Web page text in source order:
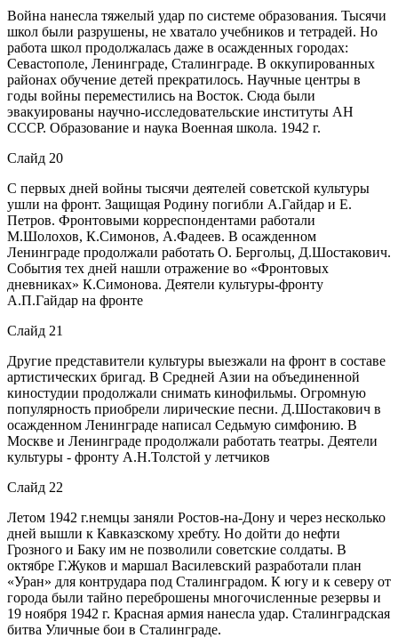
Война нанесла тяжелый удар по системе образования. Тысячи
школ были разрушены, не хватало учебников и тетрадей. Но
работа школ продолжалась даже в осажденных городах:
Севастополе, Ленинграде, Сталинграде. В оккупированных
районах обучение детей прекратилось. Научные центры в
годы войны переместились на Восток. Сюда были
эвакуированы научно-исследовательские институты АН
СССР. Образование и наука Военная школа. 1942 г.
Слайд 20
С первых дней войны тысячи деятелей советской культуры
ушли на фронт. Защищая Родину погибли А.Гайдар и Е.
Петров. Фронтовыми корреспондентами работали
М.Шолохов, К.Симонов, А.Фадеев. В осажденном
Ленинграде продолжали работать О. Бергольц, Д.Шостакович.
События тех дней нашли отражение во «Фронтовых
дневниках» К.Симонова. Деятели культуры-фронту
А.П.Гайдар на фронте
Слайд 21
Другие представители культуры выезжали на фронт в составе
артистических бригад. В Средней Азии на объединенной
киностудии продолжали снимать кинофильмы. Огромную
популярность приобрели лирические песни. Д.Шостакович в
осажденном Ленинграде написал Седьмую симфонию. В
Москве и Ленинграде продолжали работать театры. Деятели
культуры - фронту А.Н.Толстой у летчиков
Слайд 22
Летом 1942 г.немцы заняли Ростов-на-Дону и через несколько
дней вышли к Кавказскому хребту. Но дойти до нефти
Грозного и Баку им не позволили советские солдаты. В
октябре Г.Жуков и маршал Василевский разработали план
«Уран» для контрудара под Сталинградом. К югу и к северу от
города были тайно переброшены многочисленные резервы и
19 ноября 1942 г. Красная армия нанесла удар. Сталинградская
битва Уличные бои в Сталинграде.